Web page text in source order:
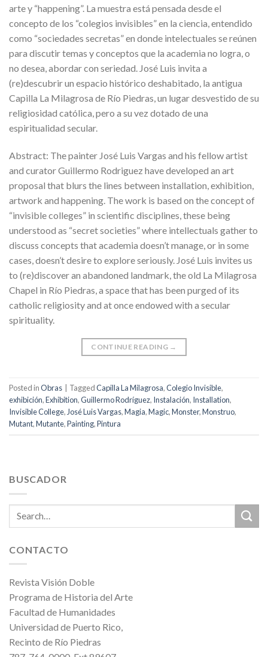
arte y “happening”. La muestra está pensada desde el
concepto de los “colegios invisibles” en la ciencia, entendido
como “sociedades secretas” en donde intelectuales se reúnen
para discutir temas y conceptos que la academia no logra, o
no desea, abordar con seriedad. José Luis invita a
(re)descubrir un espacio histórico deshabitado, la antigua
Capilla La Milagrosa de Río Piedras, un lugar desvestido de su
religiosidad católica, pero a su vez dotado de una
espiritualidad secular.
Abstract: The painter José Luis Vargas and his fellow artist
and curator Guillermo Rodriguez have developed an art
proposal that blurs the lines between installation, exhibition,
artwork and happening. The work is based on the concept of
“invisible colleges” in scientific disciplines, these being
understood as “secret societies” where intellectuals gather to
discuss concepts that academia doesn’t manage, or in some
cases, doesn’t desire to explore seriously. José Luis invites us
to (re)discover an abandoned landmark, the old La Milagrosa
Chapel in Río Piedras, a space that has been purged of its
catholic religiosity and at once endowed with a secular
spirituality.
CONTINUE READING →
Posted inObras TaggedCapilla La Milagrosa,Colegio Invisible,
exhibición,Exhibition,Guillermo Rodríguez, Instalación, Installation,
Invisible College,José Luis Vargas,Magia,Magic,Monster,Monstruo,
Mutant,Mutante,Painting,Pintura
BUSCADOR
CONTACTO
Revista Visión Doble
Programa de Historia del Arte
Facultad de Humanidades
Universidad de Puerto Rico,
Recinto de Río Piedras